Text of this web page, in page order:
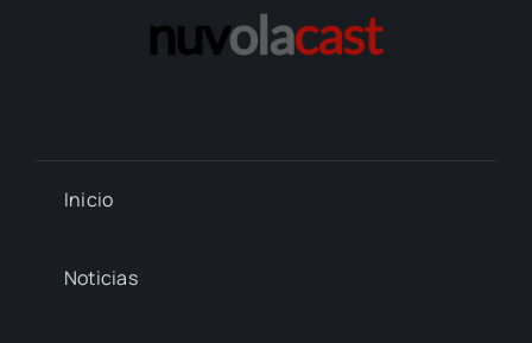
Inicio
Noticias